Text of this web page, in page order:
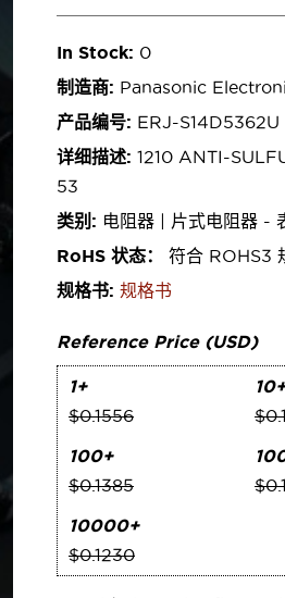
In Stock: 0
制造商: Panasonic
产品编号: ERJ-S14D5362U
详细描述: 1210 ANTI-
53
类别: 电阻器 | 片式电阻器 -
RoHS 状态：
符合 ROHS3
规格书: 规格书
Reference Price (USD)
1+
$0.1556
10+
100+
$0.1385
10000+
$0.1230